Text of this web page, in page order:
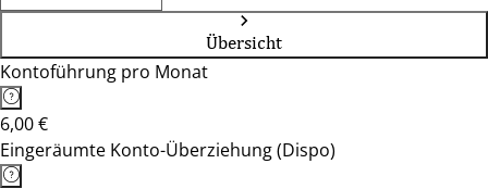
Übersicht
Kontoführung pro Monat
6,00 €
Eingeräumte Konto-Überziehung (Dispo)